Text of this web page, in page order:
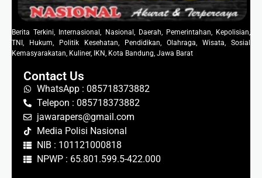
Berita Terkini, Internasional, Nasional, Daerah, Pemerintahan, Kepolisian,
TNI, Hukum, Politik Kesehatan, Pendidikan, Olahraga, Wisata, Sosial
Kemasyarakatan, Kuliner, IKN, Kota Bandung, Jawa Barat
Contact Us
WhatsApp : 085718373882
Telepon : 085718373882
jawarapers@gmail.com
Media Polisi Nasional
NIB : 101121000818
NPWP : 65.801.599.5-422.000